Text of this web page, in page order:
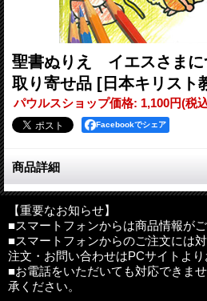
聖書ぬりえ イエスさま
取り寄せ品 [日本キリスト
パウルスショップ価格: 1,100円(税
Facebookでシェア
商品詳細
「モーセと割れた海」「魚のなかの
霊降臨」など、聖書における22の名
れのシーンが、イキイキとしたイラ
園やCSのお子さまのみならず、大人
判型：B5判 並製
ページ数：48ページ
【重要なお知らせ】
■スマートフォンからは商品情報がご
■スマートフォンからのご注文には
注文・お問い合わせはPCサイトより
■お電話をいただいても対応できま
承ください。